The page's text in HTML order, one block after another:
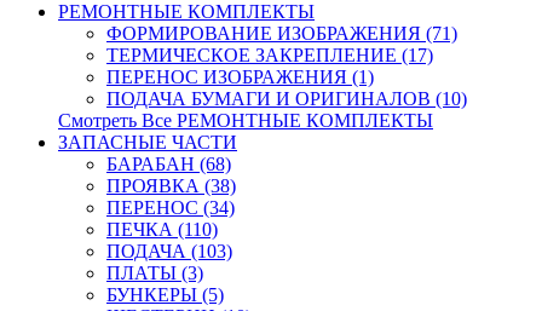
РЕМОНТНЫЕ КОМПЛЕКТЫ
ФОРМИРОВАНИЕ ИЗОБРАЖЕНИЯ (71)
ТЕРМИЧЕСКОЕ ЗАКРЕПЛЕНИЕ (17)
ПЕРЕНОС ИЗОБРАЖЕНИЯ (1)
ПОДАЧА БУМАГИ И ОРИГИНАЛОВ (10)
Смотреть Все РЕМОНТНЫЕ КОМПЛЕКТЫ
ЗАПАСНЫЕ ЧАСТИ
БАРАБАН (68)
ПРОЯВКА (38)
ПЕРЕНОС (34)
ПЕЧКА (110)
ПОДАЧА (103)
ПЛАТЫ (3)
БУНКЕРЫ (5)